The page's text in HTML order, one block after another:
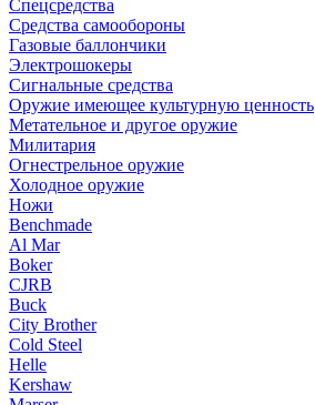
Спецсредства
Средства самообороны
Газовые баллончики
Электрошокеры
Сигнальные средства
Оружие имеющее культурную ценность
Метательное и другое оружие
Милитария
Огнестрельное оружие
Холодное оружие
Ножи
Benchmade
Al Mar
Boker
CJRB
Buck
City Brother
Cold Steel
Helle
Kershaw